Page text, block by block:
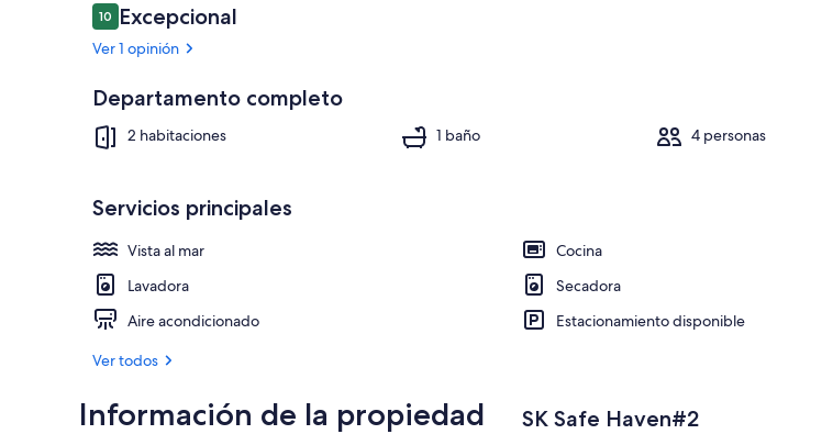
Smart TV
Opiniones
1010 de 10,
Excepcional
Ver 1 opinión
Departamento completo
2 habitaciones 1 baño 4 personas
Servicios principales
Vista al mar
Cocina
Lavadora
Secadora
Aire acondicionado
Estacionamiento disponible
Ver todos
Información de la propiedad SK Safe Haven#2